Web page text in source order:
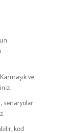
Karmaşık ve
senaryolar
kod